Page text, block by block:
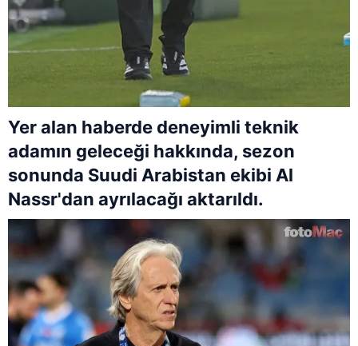
Yer alan haberde deneyimli teknik
adamın geleceği hakkında, sezon
sonunda Suudi Arabistan ekibi Al
Nassr'dan ayrılacağı aktarıldı.